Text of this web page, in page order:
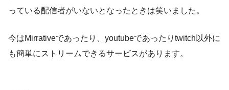
っている配信者がいないとなったときは笑いました。
今はMirrativeであったり、youtubeであったりtwitch以外に
も簡単にストリームできるサービスがあります。